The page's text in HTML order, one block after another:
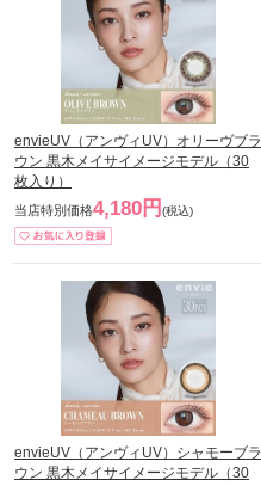
envieUV（アンヴィUV）オリーヴブラ
ウン 黒木メイサイメージモデル（30
枚入り）
当店特別価格4,180円 (税込)
envieUV（アンヴィUV）シャモーブラ
ウン 黒木メイサイメージモデル（30